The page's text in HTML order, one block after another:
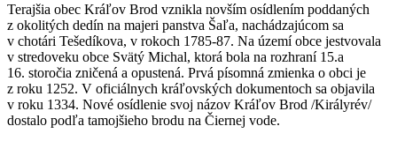
Terajšia obec Kráľov Brod vznikla novším osídlením poddaných
z okolitých dedín na majeri panstva Šaľa, nachádzajúcom sa
v chotári Tešedíkova, v rokoch 1785-87. Na území obce jestvovala
v stredoveku obce Svätý Michal, ktorá bola na rozhraní 15.a
16. storočia zničená a opustená. Prvá písomná zmienka o obci je
z roku 1252. V oficiálnych kráľovských dokumentoch sa objavila
v roku 1334. Nové osídlenie svoj názov Kráľov Brod /Királyrév/
dostalo podľa tamojšieho brodu na Čiernej vode.